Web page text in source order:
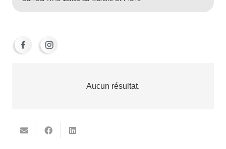
Aucun résultat.